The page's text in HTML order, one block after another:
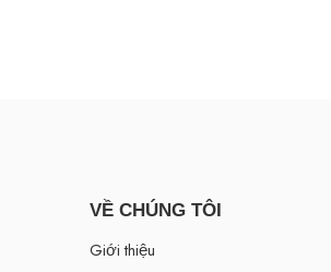
VỀ CHÚNG TÔI
Giới thiệu